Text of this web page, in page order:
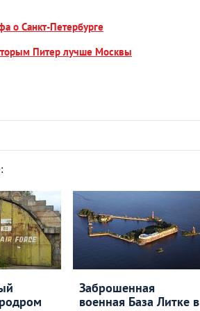
о Санкт-Петербурге
Питер лучше Москвы
Заброшенная
военная База Литке в